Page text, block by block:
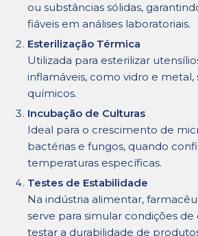
ou substâncias sólidas,
fiáveis em análises laboratoriais.
Esterilização Térmica
Utilizada para esterilizar
inflamáveis, como vidro e metal,
químicos.
Incubação de Culturas
Ideal para o crescimento de
bactérias e fungos, quando
temperaturas específicas.
Testes de Estabilidade
Na indústria alimentar,
serve para simular condições
testar a durabilidade de